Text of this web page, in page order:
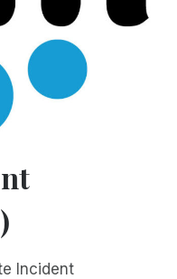
Incident